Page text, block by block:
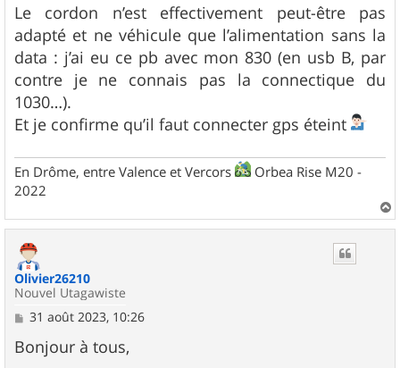
s
s
a
g
e
Le cordon n’est effectivement peut-être pas
adapté et ne véhicule que l’alimentation sans la
data : j’ai eu ce pb avec mon 830 (en usb B, par
contre je ne connais pas la connectique du
1030…).
Et je confirme qu’il faut connecter gps éteint
En Drôme, entre Valence et Vercors
Orbea Rise M20 -
2022
a
Olivier26210
Nouvel Utagawiste
M
s
s
31 août 2023, 10:26
Bonjour à tous,